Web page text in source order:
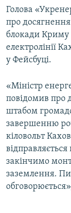
Усі сайти
Голова
про
блокади Криму
електролінії
у Фейсбуці.
«Міністр
повідомив про
штабом
завершенню
кіловольт
закінчимо
заземлення.